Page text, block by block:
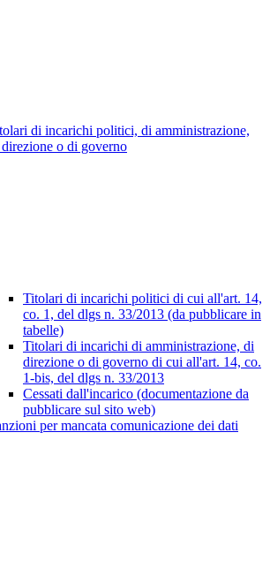
di incarichi politici, di amministrazione,
o di governo
Titolari di incarichi politici di cui all'art. 14,
co. 1, del dlgs n. 33/2013 (da pubblicare in
tabelle)
Titolari di incarichi di amministrazione, di
direzione o di governo di cui all'art. 14, co.
1-bis, del dlgs n. 33/2013
Cessati dall'incarico (documentazione da
pubblicare sul sito web)
per mancata comunicazione dei dati